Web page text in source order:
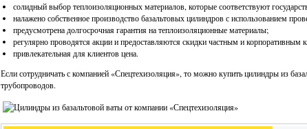
солидный выбор теплоизоляционных материалов, которые соответствуют
налажено собственное производство базальтовых цилиндров с использованием
предусмотрена долгосрочная гарантия на теплоизоляционные материалы;
регулярно проводятся акции и предоставляются скидки частным и корпоративным
привлекательная для клиентов цена.
Если сотрудничать с компанией «Спецтехизоляция», то можно купить цилиндры из
трубопроводов.